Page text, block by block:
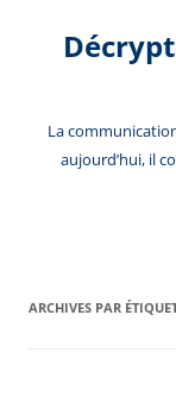
contenu
La
aujourd’hui, il
ARCHIVES PAR